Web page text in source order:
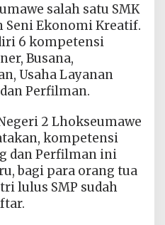
salah satu SMK
Seni Ekonomi Kreatif.
6 kompetensi
Busana,
Usaha Layanan
Perfilman.
2 Lhokseumawe
kompetensi
dan Perfilman ini
bagi para orang tua
lulus SMP sudah